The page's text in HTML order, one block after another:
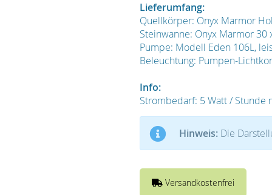
Lieferumfang:
Quellkörper: Onyx Marmor
Steinwanne: Onyx Marmor
Pumpe: Modell Eden 106L,
Beleuchtung: Pumpen-
Info:
Strombedarf: 5 Watt / Stunde
Hinweis: Die
Versandkostenfrei